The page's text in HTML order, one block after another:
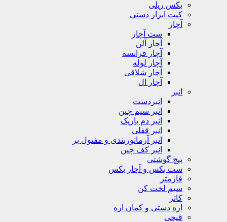
بکس ریلی
کیت ابزار دستی
آچار
ست آچار
آچار آلن
آچار فرانسه
آچار لوله
آچار شلاقی
آچار ال
انبر
انبردست
انبر سیم چین
انبر دم باریک
انبر قفلی
انبر آرماتوربندی و مفتول بر
انبر کف چین
پیچ گوشتی
ست بکس و آچار بکس
فازمتر
سیم لخت کن
کاتر
اره دستی و کمان اره
قیچی